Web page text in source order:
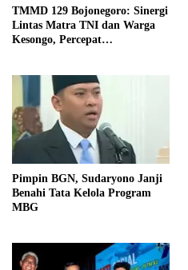
TMMD 129 Bojonegoro: Sinergi
Lintas Matra TNI dan Warga
Kesongo, Percepat
Pimpin BGN, Sudaryono Janji
Benahi Tata Kelola Program
MBG